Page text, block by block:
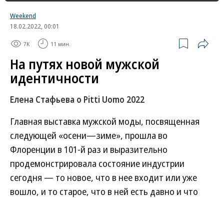
Weekend
18.02.2022, 00:01
7K 11 мин.
На путях новой мужской
идентичности
Елена Стафьева о Pitti Uomo 2022
Главная выставка мужской моды, посвященная
следующей «осени—зиме», прошла во
Флоренции в 101-й раз и выразительно
продемонстрировала состояние индустрии
сегодня — то новое, что в нее входит или уже
вошло, и то старое, что в ней есть давно и что